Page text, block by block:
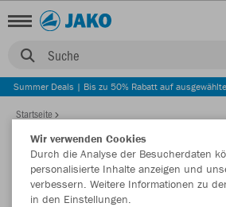
Suche
Summer Deals | Bis zu 50% Rabatt auf
Startseite
Wir verwenden Cookies
Durch die Analyse der Besucherdaten
personalisierte Inhalte anzeigen und
verbessern. Weitere Informationen zu
in den Einstellungen.